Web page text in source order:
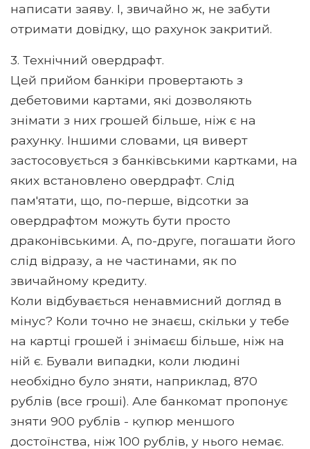
написати заяву. І, звичайно ж, не забути
отримати довідку, що рахунок закритий.
3. Технічний овердрафт.
Цей прийом банкіри провертають з
дебетовими картами, які дозволяють
знімати з них грошей більше, ніж є на
рахунку. Іншими словами, ця виверт
застосовується з банківськими картками, на
яких встановлено овердрафт. Слід
пам'ятати, що, по-перше, відсотки за
овердрафтом можуть бути просто
драконівськими. А, по-друге, погашати його
слід відразу, а не частинами, як по
звичайному кредиту.
Коли відбувається ненавмисний догляд в
мінус? Коли точно не знаєш, скільки у тебе
на картці грошей і знімаєш більше, ніж на
ній є. Бували випадки, коли людині
необхідно було зняти, наприклад, 870
рублів (все гроші). Але банкомат пропонує
зняти 900 рублів - купюр меншого
достоїнства, ніж 100 рублів, у нього немає.